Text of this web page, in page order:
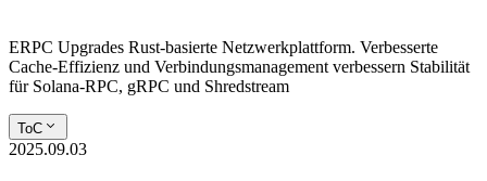
ERPC Upgrades Rust-basierte Netzwerkplattform. Verbesserte
Cache-Effizienz und Verbindungsmanagement verbessern Stabilität
für Solana-RPC, gRPC und Shredstream
ToC
2025.09.03